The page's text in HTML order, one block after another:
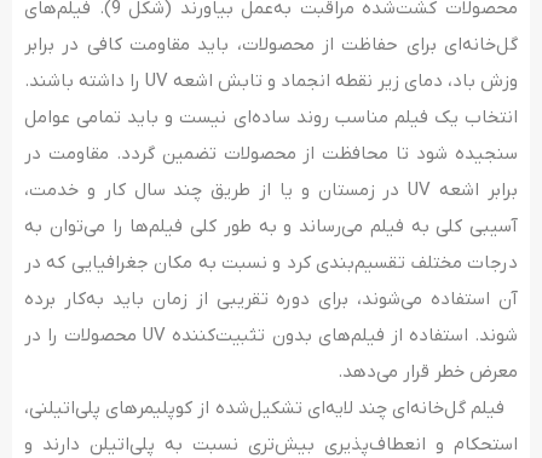
محصولات کشت‌شده مراقبت به‌عمل بیاورند (شکل 9). فیلم‌های
گل‌خانه‌ای برای حفاظت از محصولات، باید مقاومت کافی در برابر
وزش باد، دمای زیر نقطه انجماد و تابش اشعه UV را داشته باشند.
انتخاب یک فیلم مناسب روند ساده‌ای نیست و باید تمامی عوامل
سنجیده شود تا محافظت از محصولات تضمین گردد. مقاومت در
برابر اشعه UV در زمستان و یا از طریق چند سال کار و خدمت،
آسیبی کلی به فیلم می‌رساند و به طور کلی فیلم‌ها را می‌توان به
درجات مختلف تقسیم‌بندی کرد و نسبت به مکان جغرافیایی که در
آن استفاده می‌شوند، برای دوره تقریبی از زمان باید به‌کار برده
شوند. استفاده از فیلم‌های بدون تثبیت‌کننده UV محصولات را در
معرض خطر قرار می‌دهد.
فیلم گل‌خانه‌ای چند لایه‌ای تشکیل‌شده از کوپلیمرهای پلی‌اتیلنی،
استحکام و انعطاف‌پذیری بیش‌تری نسبت به پلی‌اتیلن دارند و